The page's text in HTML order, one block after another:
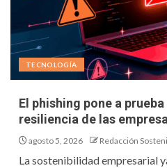
TECNOLOGÍA
El phishing pone a
resiliencia de las
agosto 5, 2026 Redacción
La sostenibilidad empresarial